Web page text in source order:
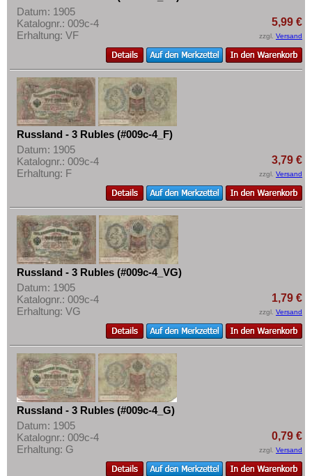
Datum: 1905
Katalognr.: 009c-4
Erhaltung: VF
5,99 €
zzgl. Versand
Russland - 3 Rubles (#009c-4_F)
Datum: 1905
Katalognr.: 009c-4
Erhaltung: F
3,79 €
zzgl. Versand
Russland - 3 Rubles (#009c-4_VG)
Datum: 1905
Katalognr.: 009c-4
Erhaltung: VG
1,79 €
zzgl. Versand
Russland - 3 Rubles (#009c-4_G)
Datum: 1905
Katalognr.: 009c-4
Erhaltung: G
0,79 €
zzgl. Versand